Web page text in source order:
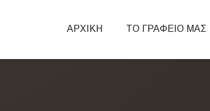
ΑΡΧΙΚΗ ΤΟ ΓΡΑΦΕΙΟ ΜΑΣ